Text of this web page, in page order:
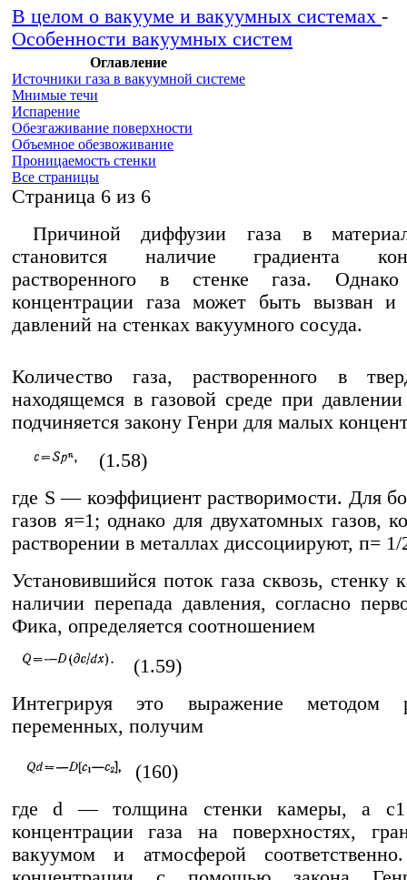
В целом о вакууме и вакуумных системах -
Особенности вакуумных систем
Оглавление
Источники газа в вакуумной системе
Мнимые течи
Испарение
Обезгаживание поверхности
Объемное обезвоживание
Проницаемость стенки
Все страницы
Cтраница 6 из 6
Причиной диффузии газа в
становится наличие градиента
растворенного в стенке газа. Однако
концентрации газа может быть вызван и
давлений на стенках вакуумного сосуда.
Количество газа, растворенного в
находящемся в газовой среде при
подчиняется закону Генри для малых
(1.58)
где S — коэффициент растворимости. Для
газов я=1; однако для двухатомных газов,
растворении в металлах диссоциируют, п= 1/
Установившийся поток газа сквозь, стенку
наличии перепада давления, согласно
Фика, определяется соотношением
(1.59)
Интегрируя это выражение методом
переменных, получим
(160)
где d — толщина стенки камеры, a
концентрации газа на поверхностях,
вакуумом и атмосферой